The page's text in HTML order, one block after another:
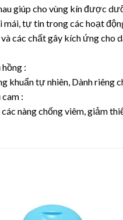
giúp cho vùng kín được
tự tin trong các hoạt
các chất gây kích ứng cho
:
khuẩn tự nhiên, Dành riêng
:
nàng chống viêm, giảm